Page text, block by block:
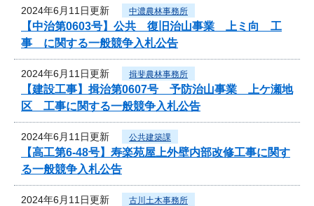
2024年6月11日更新 中濃農林事務所
【中治第0603号】公共 復旧治山事業 上ミ向 工
事 に関する一般競争入札公告
2024年6月11日更新 揖斐農林事務所
【建設工事】揖治第0607号 予防治山事業 上ケ瀬地
区 工事に関する一般競争入札公告
2024年6月11日更新 公共建築課
【高工第6-48号】寿楽苑屋上外壁内部改修工事に関す
る一般競争入札公告
2024年6月11日更新 古川土木事務所